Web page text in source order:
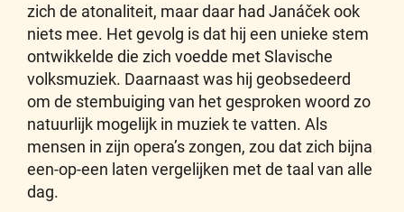
zich de atonaliteit, maar daar had Janáček ook
niets mee. Het gevolg is dat hij een unieke stem
ontwikkelde die zich voedde met Slavische
volksmuziek. Daarnaast was hij geobsedeerd
om de stembuiging van het gesproken woord zo
natuurlijk mogelijk in muziek te vatten. Als
mensen in zijn opera’s zongen, zou dat zich bijna
een-op-een laten vergelijken met de taal van alle
dag.